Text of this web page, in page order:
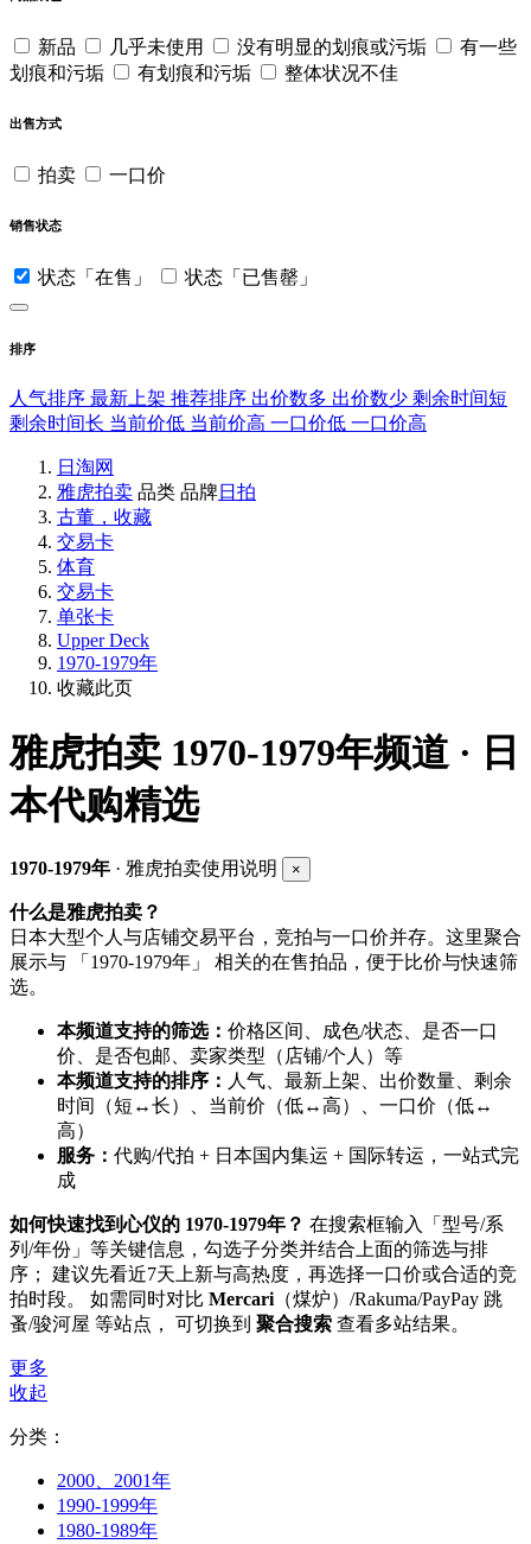
新品 几乎未使用 没有明显的划痕或污垢
有一些
划痕和污垢
有划痕和污垢 整体状况不佳
出售方式
拍卖 一口价
销售状态
状态「在售」 状态「已售罄」
排序
人气排序 最新上架 推荐排序 出价数多 出价数少 剩余时间短
剩余时间长 当前价低 当前价高 一口价低 一口价高
日淘网
雅虎拍卖 品类 品牌日拍
古董，收藏
交易卡
体育
交易卡
单张卡
Upper Deck
1970-1979年
收藏此页
雅虎拍卖 1970-1979年频道 · 日
本代购精选
1970-1979年 · 雅虎拍卖使用说明 ×
什么是雅虎拍卖？
日本大型个人与店铺交易平台，竞拍与一口价并存。这里聚合
展示与 「1970-1979年」 相关的在售拍品，便于比价与快速筛
选。
本频道支持的筛选： 价格区间、成色/状态、是否一口
价、是否包邮、卖家类型（店铺/个人）等
本频道支持的排序： 人气、最新上架、出价数量、剩余
时间（短↔长）、当前价（低↔高）、一口价（低↔
高）
服务： 代购/代拍 + 日本国内集运 + 国际转运，一站式完
成
如何快速找到心仪的 1970-1979年？ 在搜索框输入「型号/系
列/年份」等关键信息，勾选子分类并结合上面的筛选与排
序； 建议先看近7天上新与高热度，再选择一口价或合适的竞
拍时段。 如需同时对比 Mercari （煤炉）/Rakuma/PayPay 跳
蚤/骏河屋 等站点， 可切换到 聚合搜索 查看多站结果。
更多
收起
分类：
2000、2001年
1990-1999年
1980-1989年